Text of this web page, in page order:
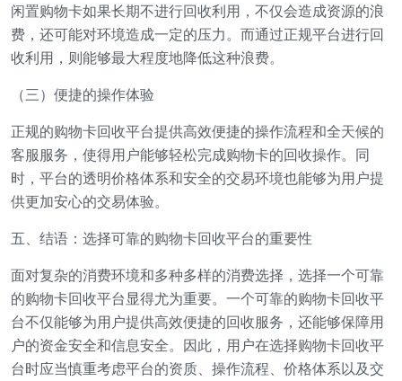
闲置购物卡如果长期不进行回收利用，不仅会造成资源的浪
费，还可能对环境造成一定的压力。而通过正规平台进行回
收利用，则能够最大程度地降低这种浪费。
（三）便捷的操作体验
正规的购物卡回收平台提供高效便捷的操作流程和全天候的
客服服务，使得用户能够轻松完成购物卡的回收操作。同
时，平台的透明价格体系和安全的交易环境也能够为用户提
供更加安心的交易体验。
五、结语：选择可靠的购物卡回收平台的重要性
面对复杂的消费环境和多种多样的消费选择，选择一个可靠
的购物卡回收平台显得尤为重要。一个可靠的购物卡回收平
台不仅能够为用户提供高效便捷的回收服务，还能够保障用
户的资金安全和信息安全。因此，用户在选择购物卡回收平
台时应当慎重考虑平台的资质、操作流程、价格体系以及交